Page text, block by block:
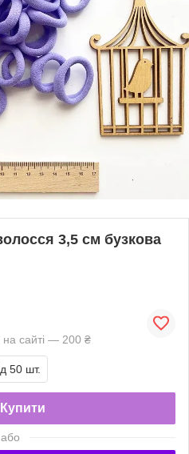
3,5 см бузкова
на сайті — 200 ₴
50 шт.
Купити
або